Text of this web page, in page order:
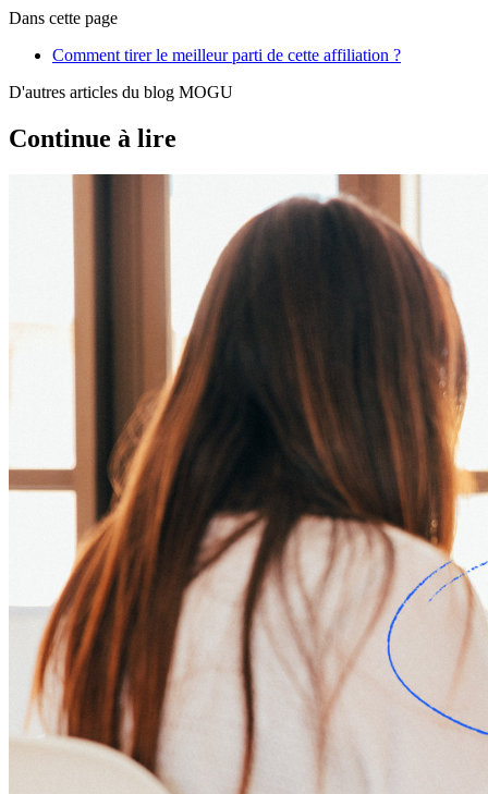
Dans cette page
Comment tirer le meilleur parti de cette affiliation ?
D'autres articles du blog MOGU
Continue à lire